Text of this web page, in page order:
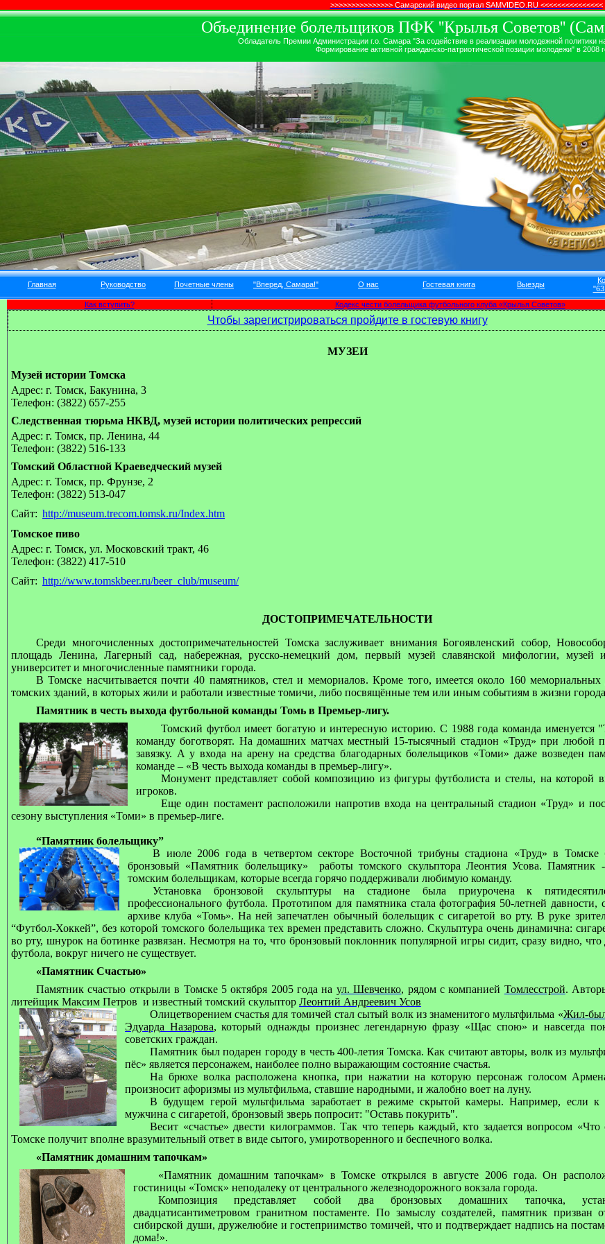
>>>>>>>>>>>>>>> Самарский видео портал SAMVIDEO.RU <<<<<<<<<<<<<<<
Объединение болельщиков ПФК ''Крылья Советов''
Обладатель Премии Администрации г.о. Самара "За содействие в реализации молодежной политики
Формирование активной гражданско-патриотической позиции молодежи" в 2008
Главная Руководство Почетные члены "Вперед, Самара!" О нас Гостевая книга Выезды
Как вступить?
Кодекс чести болельщика футбольного клуба «Крылья Советов»
Чтобы зарегистрироваться пройдите в гостевую книгу
МУЗЕИ
Музей истории Томска
Адрес: г. Томск, Бакунина, 3
Телефон: (3822) 657-255
Следственная тюрьма НКВД, музей истории политических репрессий
Адрес: г. Томск, пр. Ленина, 44
Телефон: (3822) 516-133
Томский Областной Краеведческий музей
Адрес: г. Томск, пр. Фрунзе, 2
Телефон: (3822) 513-047
Сайт: http://museum.trecom.tomsk.ru/Index.htm
Томское пиво
Адрес: г. Томск, ул. Московский тракт, 46
Телефон: (3822) 417-510
Сайт: http://www.tomskbeer.ru/beer_club/museum/
ДОСТОПРИМЕЧАТЕЛЬНОСТИ
Среди многочисленных достопримечательностей Томска заслуживает внимания Богоявленский собор,
площадь Ленина, Лагерный сад, набережная, русско-немецкий дом, первый музей славянской мифологии, музей
университет и многочисленные памятники города.
В Томске насчитывается почти 40 памятников, стел и мемориалов. Кроме того, имеется около 160 мемориальных
томских зданий, в которых жили и работали известные томичи, либо посвящённые тем или иным событиям в жизни
Памятник в честь выхода футбольной команды Томь в Премьер-лигу.
Томский футбол имеет богатую и интересную историю. С 1988 года команда именуется
команду боготворят. На домашних матчах местный 15-тысячный стадион «Труд» при любой
завязку. А у входа на арену на средства благодарных болельщиков «Томи» даже возведен
команде – «В честь выхода команды в премьер-лигу».
Монумент представляет собой композицию из фигуры футболиста и стелы, на которой
игроков.
Еще один постамент расположили напротив входа на центральный стадион «Труд» и
сезону выступления «Томи» в премьер-лиге.
“Памятник болельщику”
В июле 2006 года в четвертом секторе Восточной трибуны стадиона «Труд» в Томске
бронзовый «Памятник болельщику»
работы томского скульптора Леонтия Усова. Памятник
томским болельщикам, которые всегда горячо поддерживали любимую команду.
Установка бронзовой скульптуры на стадионе была приурочена к
профессионального футбола. Прототипом для памятника стала фотография 50-летней давности,
архиве клуба «Томь». На ней запечатлен обычный болельщик с сигаретой во рту. В руке
“Футбол-Хоккей”, без которой томского болельщика тех времен представить сложно. Скульптура очень динамична:
во рту, шнурок на ботинке развязан. Несмотря на то, что бронзовый поклонник популярной игры сидит, сразу видно, что
футбола, вокруг ничего не существует.
«Памятник Счастью»
Памятник счастью открыли в Томске 5 октября 2005 года на ул. Шевченко, рядом с компанией Томлесстрой.
литейщик Максим Петров и известный томский скульптор Леонтий Андреевич Усов
Олицетворением счастья для томичей стал сытый волк из знаменитого мультфильма «Жил-
Эдуарда Назарова, который однажды произнес легендарную фразу «Щас спою» и навсегда
советских граждан.
Памятник был подарен городу в честь 400-летия Томска. Как считают авторы, волк из
пёс» является персонажем, наиболее полно выражающим состояние счастья.
На брюхе волка расположена кнопка, при нажатии на которую персонаж голосом
произносит афоризмы из мультфильма, ставшие народными, и жалобно воет на луну.
В будущем герой мультфильма заработает в режиме скрытой камеры. Например, если к
мужчина с сигаретой, бронзовый зверь попросит: "Оставь покурить".
Весит «счастье» двести килограммов. Так что теперь каждый, кто задается вопросом «Что
Томске получит вполне вразумительный ответ в виде сытого, умиротворенного и беспечного волка.
«Памятник домашним тапочкам»
«Памятник домашним тапочкам» в Томске открылся в августе 2006 года. Он
гостиницы «Томск» неподалеку от центрального железнодорожного вокзала города.
Композиция представляет собой два бронзовых домашних тапочка,
двадцатисантиметровом гранитном постаменте. По замыслу создателей, памятник призван
сибирской души, дружелюбие и гостеприимство томичей, что и подтверждает надпись на
дома!».